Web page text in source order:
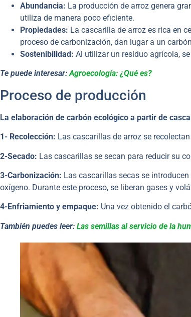
Abundancia: La producción de arroz genera
utiliza de manera poco eficiente.
Propiedades: La cascarilla de arroz es rica en
proceso de carbonización, dan lugar a un
Sostenibilidad: Al utilizar un residuo agrícola,
Te puede interesar: Agroecología: ¿Qué es?
Proceso de producción
La elaboración de carbón ecológico a partir de
1- Recolección: Las cascarillas de arroz se
2-Secado: Las cascarillas se secan para reducir su
3-Carbonización: Las cascarillas secas se
oxígeno. Durante este proceso, se liberan gases y
4-Enfriamiento y empaque: Una vez obtenido el
También puedes leer: Las semillas al servicio de la